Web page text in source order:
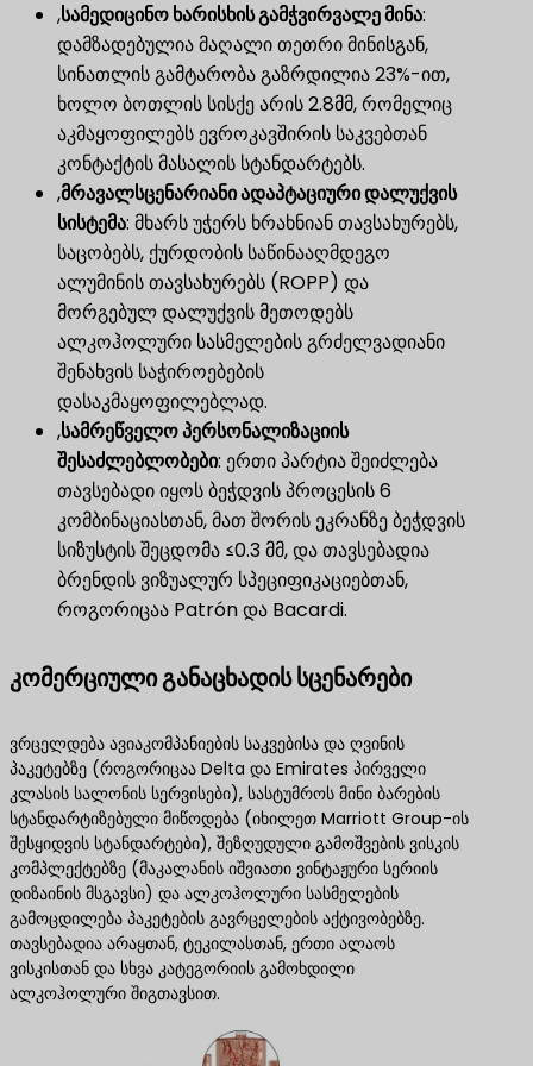
,სამედიცინო ხარისხის გამჭვირვალე მინა​:
დამზადებულია მაღალი თეთრი მინისგან,
სინათლის გამტარობა გაზრდილია 23%-ით,
ხოლო ბოთლის სისქე არის 2.8მმ, რომელიც
აკმაყოფილებს ევროკავშირის საკვებთან
კონტაქტის მასალის სტანდარტებს.
,მრავალსცენარიანი ადაპტაციური დალუქვის
სისტემა​: მხარს უჭერს ხრახნიან თავსახურებს,
საცობებს, ქურდობის საწინააღმდეგო
ალუმინის თავსახურებს (ROPP) და
მორგებულ დალუქვის მეთოდებს
ალკოჰოლური სასმელების გრძელვადიანი
შენახვის საჭიროებების
დასაკმაყოფილებლად.
,სამრეწველო პერსონალიზაციის
შესაძლებლობები​: ერთი პარტია შეიძლება
თავსებადი იყოს ბეჭდვის პროცესის 6
კომბინაციასთან, მათ შორის ეკრანზე ბეჭდვის
სიზუსტის შეცდომა ≤0.3 მმ, და თავსებადია
ბრენდის ვიზუალურ სპეციფიკაციებთან,
როგორიცაა Patrón და Bacardi.
კომერციული განაცხადის სცენარები
ვრცელდება ავიაკომპანიების საკვებისა და ღვინის
პაკეტებზე (როგორიცაა Delta და Emirates პირველი
კლასის სალონის სერვისები), სასტუმროს მინი ბარების
სტანდარტიზებული მიწოდება (იხილეთ Marriott Group-ის
შესყიდვის სტანდარტები), შეზღუდული გამოშვების ვისკის
კომპლექტებზე (მაკალანის იშვიათი ვინტაჟური სერიის
დიზაინის მსგავსი) და ალკოჰოლური სასმელების
გამოცდილება პაკეტების გავრცელების აქტივობებზე.
თავსებადია არაყთან, ტეკილასთან, ერთი ალაოს
ვისკისთან და სხვა კატეგორიის გამოხდილი
ალკოჰოლური შიგთავსით.